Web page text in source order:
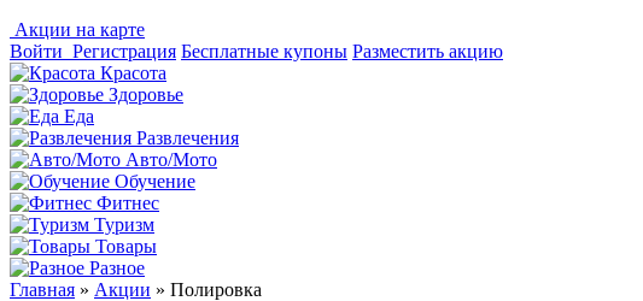
Акции на карте
Войти Регистрация Бесплатные купоны Разместить акцию
Красота
Здоровье
Еда
Развлечения
Авто/Мото
Обучение
Фитнес
Туризм
Товары
Разное
Главная » Акции » Полировка